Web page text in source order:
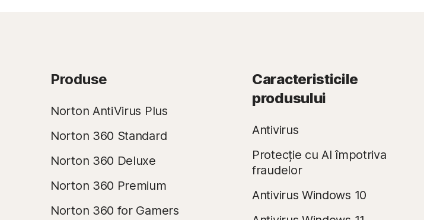
Produse
Norton AntiVirus Plus
Norton 360 Standard
Norton 360 Deluxe
Norton 360 Premium
Norton 360 for Gamers
Caracteristicile
produsului
Antivirus
Protecție cu AI împotriva
fraudelor
Antivirus Windows 10